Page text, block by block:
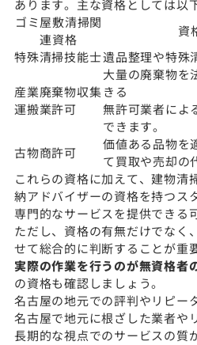
あります。主な資格としては以
ゴミ屋敷清掃関
連資格
資
特殊清掃技能士遺品整理や特殊
産業廃棄物収集
運搬業許可
大量の廃棄物を
きる
無許可業者によ
できます。
古物商許可
価値ある品物を
て買取や売却の
これらの資格に加えて、建物清
納アドバイザーの資格を持つス
専門的なサービスを提供できる
ただし、資格の有無だけでなく
せて総合的に判断することが重
実際の作業を行うのが無資格者
の資格も確認しましょう。
名古屋の地元での評判やリピー
名古屋で地元に根ざした業者や
長期的な視点でのサービスの質